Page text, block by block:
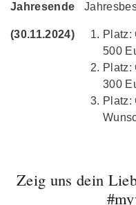
Jahresende
(30.11.2024)
Platz:
500
Platz:
300
Platz:
Zeig uns dein